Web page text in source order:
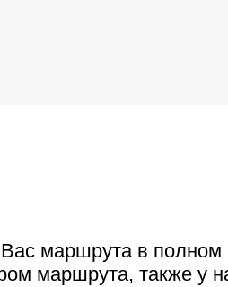
маршрута в
маршрута, также у